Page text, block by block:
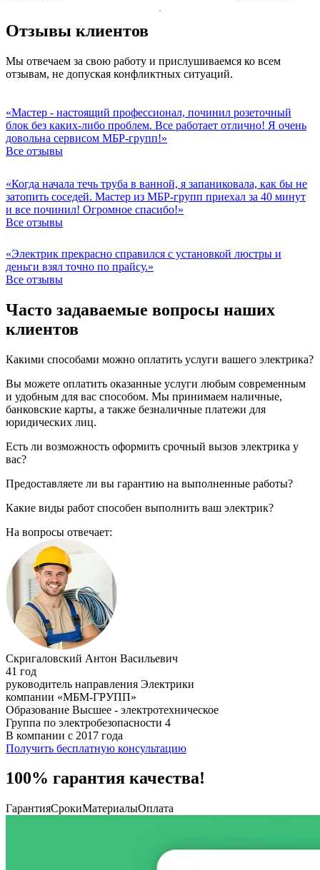
Отзывы клиентов
Мы отвечаем за свою работу и прислушиваемся ко всем
отзывам, не допуская конфликтных ситуаций.
«Мастер - настоящий профессионал, починил розеточный
блок без каких-либо проблем. Все работает отлично! Я очень
довольна сервисом МБР-групп!»
Все отзывы
«Когда начала течь труба в ванной, я запаниковала, как бы не
затопить соседей. Мастер из МБР-групп приехал за 40 минут
и все починил! Огромное спасибо!»
Все отзывы
«Электрик прекрасно справился с установкой люстры и
деньги взял точно по прайсу.»
Все отзывы
Часто задаваемые вопросы наших
клиентов
Какими способами можно оплатить услуги вашего электрика?
Вы можете оплатить оказанные услуги любым современным
и удобным для вас способом. Мы принимаем наличные,
банковские карты, а также безналичные платежи для
юридических лиц.
Есть ли возможность оформить срочный вызов электрика у
вас?
Предоставляете ли вы гарантию на выполненные работы?
Какие виды работ способен выполнить ваш электрик?
На вопросы отвечает:
Скригаловский Антон Васильевич
41 год
руководитель направления Электрики
компании «МБМ-ГРУПП»
Образование Высшее - электротехническое
Группа по электробезопасности 4
В компании с 2017 года
Получить бесплатную консультацию
100% гарантия качества!
ГарантияСрокиМатериалыОплата